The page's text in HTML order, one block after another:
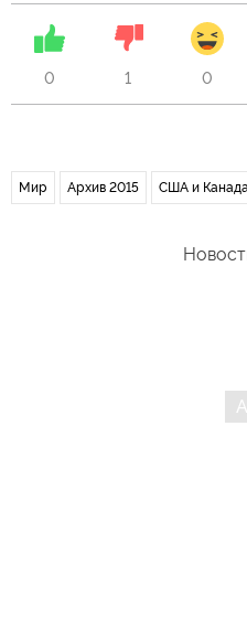
0 1 0
Мир Архив 2015 США и